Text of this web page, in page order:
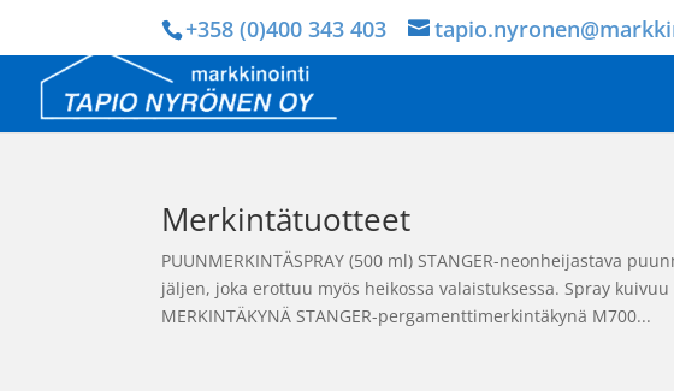
+358 (0)400 343 403
Merkintätuotteet
PUUNMERKINTÄSPRAY (500 ml) STANGER-neonheijastava
jäljen, joka erottuu myös heikossa valaistuksessa. Spray
MERKINTÄKYNÄ STANGER-pergamenttimerkintäkynä M700...